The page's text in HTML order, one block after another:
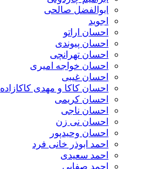
ابوالفضل صالحی
اجوید
احسان اراتو
احسان پیوندی
احسان تهرانچی
احسان خواجه امیری
احسان غیبی
احسان کاکا و مهدی کاکازاده
احسان کریمی
احسان ناجی
احسان نی زن
احسان وحیدپور
احمد ابوذر خانی فرد
احمد سعیدی
احمد صفایی